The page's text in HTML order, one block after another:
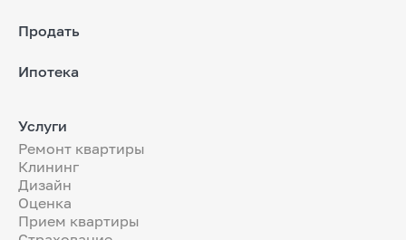
Продать
Ипотека
Услуги
Ремонт квартиры
Клининг
Дизайн
Оценка
Прием квартиры